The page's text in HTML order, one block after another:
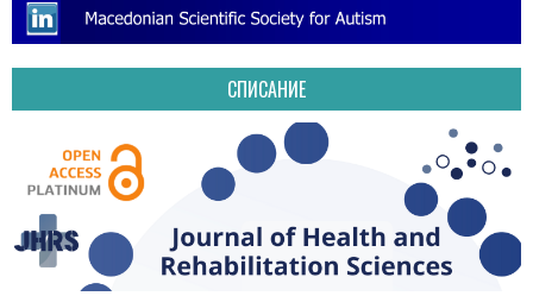
СПИСАНИЕ